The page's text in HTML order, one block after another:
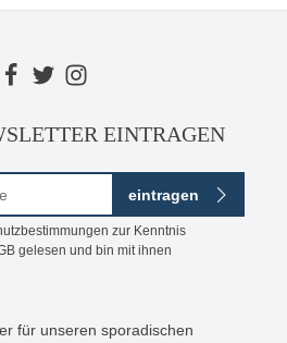
EINTRAGEN
eintragen
zur Kenntnis
gelesen und bin mit ihnen
für unseren sporadischen